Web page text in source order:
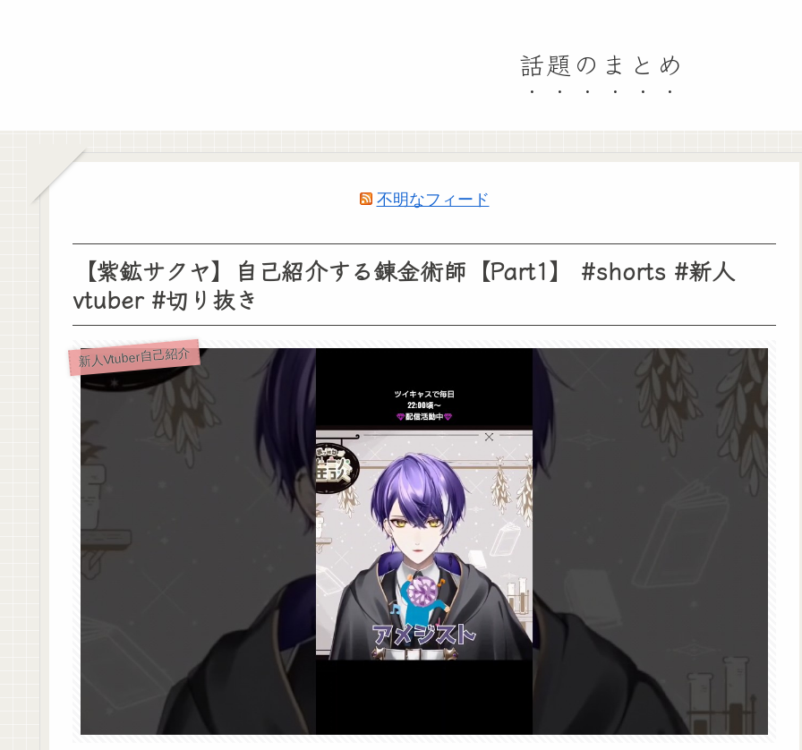
話題のまとめ
不明なフィード
【紫鉱サクヤ】自己紹介する錬金術師【Part1】 #shorts #新人
vtuber #切り抜き
新人Vtuber自己紹介